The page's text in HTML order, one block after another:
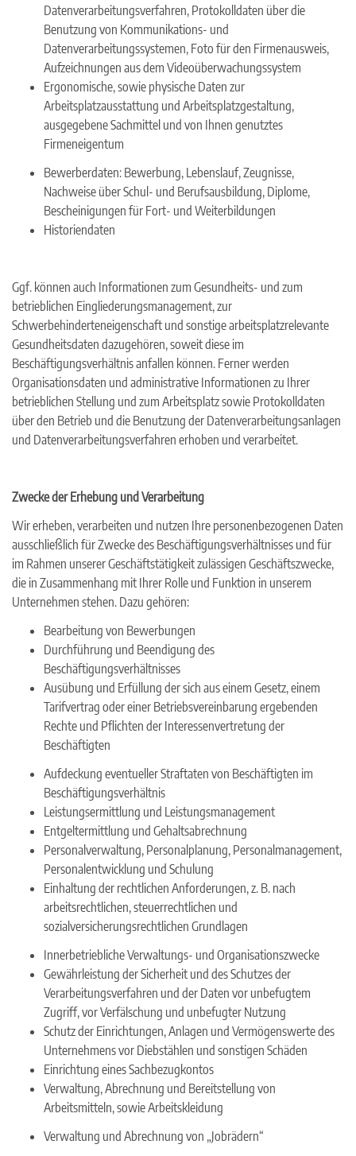
Datenverarbeitungsverfahren, Protokolldaten über die
Benutzung von Kommunikations- und
Datenverarbeitungssystemen, Foto für den Firmenausweis,
Aufzeichnungen aus dem Videoüberwachungssystem
Ergonomische, sowie physische Daten zur
Arbeitsplatzausstattung und Arbeitsplatzgestaltung,
ausgegebene Sachmittel und von Ihnen genutztes
Firmeneigentum
Bewerberdaten: Bewerbung, Lebenslauf, Zeugnisse,
Nachweise über Schul- und Berufsausbildung, Diplome,
Bescheinigungen für Fort- und Weiterbildungen
Historiendaten
Ggf. können auch Informationen zum Gesundheits- und zum
betrieblichen Eingliederungsmanagement, zur
Schwerbehinderteneigenschaft und sonstige arbeitsplatzrelevante
Gesundheitsdaten dazugehören, soweit diese im
Beschäftigungsverhältnis anfallen können. Ferner werden
Organisationsdaten und administrative Informationen zu Ihrer
betrieblichen Stellung und zum Arbeitsplatz sowie Protokolldaten
über den Betrieb und die Benutzung der Datenverarbeitungsanlagen
und Datenverarbeitungsverfahren erhoben und verarbeitet.
Zwecke der Erhebung und Verarbeitung
Wir erheben, verarbeiten und nutzen Ihre personenbezogenen Daten
ausschließlich für Zwecke des Beschäftigungsverhältnisses und für
im Rahmen unserer Geschäftstätigkeit zulässigen Geschäftszwecke,
die in Zusammenhang mit Ihrer Rolle und Funktion in unserem
Unternehmen stehen. Dazu gehören:
Bearbeitung von Bewerbungen
Durchführung und Beendigung des
Beschäftigungsverhältnisses
Ausübung und Erfüllung der sich aus einem Gesetz, einem
Tarifvertrag oder einer Betriebsvereinbarung ergebenden
Rechte und Pflichten der Interessenvertretung der
Beschäftigten
Aufdeckung eventueller Straftaten von Beschäftigten im
Beschäftigungsverhältnis
Leistungsermittlung und Leistungsmanagement
Entgeltermittlung und Gehaltsabrechnung
Personalverwaltung, Personalplanung, Personalmanagement,
Personalentwicklung und Schulung
Einhaltung der rechtlichen Anforderungen, z. B. nach
arbeitsrechtlichen, steuerrechtlichen und
sozialversicherungsrechtlichen Grundlagen
Innerbetriebliche Verwaltungs- und Organisationszwecke
Gewährleistung der Sicherheit und des Schutzes der
Verarbeitungsverfahren und der Daten vor unbefugtem
Zugriff, vor Verfälschung und unbefugter Nutzung
Schutz der Einrichtungen, Anlagen und Vermögenswerte des
Unternehmens vor Diebstählen und sonstigen Schäden
Einrichtung eines Sachbezugkontos
Verwaltung, Abrechnung und Bereitstellung von
Arbeitsmitteln, sowie Arbeitskleidung
Verwaltung und Abrechnung von „Jobrädern“